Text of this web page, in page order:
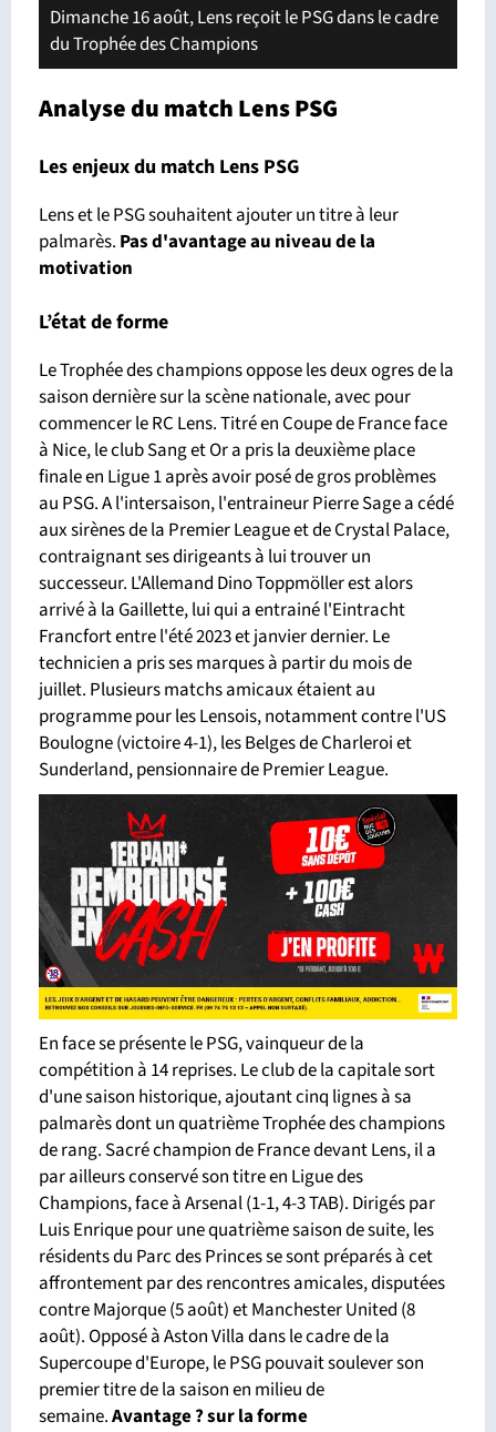
Dimanche 16 août, Lens reçoit le PSG dans le cadre
du Trophée des Champions
Analyse du match Lens PSG
Les enjeux du match Lens PSG
Lens et le PSG souhaitent ajouter un titre à leur
palmarès. Pas d'avantageau niveau de la
motivation
L’état de forme
Le Trophée des champions oppose les deux ogres de la
saison dernière sur la scène nationale, avec pour
commencer le RC Lens. Titré en Coupe de France face
à Nice, le club Sang et Or a pris la deuxième place
finale en Ligue 1 après avoir posé de gros problèmes
au PSG. A l'intersaison, l'entraineur Pierre Sage a cédé
aux sirènes de la Premier League et de Crystal Palace,
contraignant ses dirigeants à lui trouver un
successeur. L'Allemand Dino Toppmöller est alors
arrivé à la Gaillette, lui qui a entrainé l'Eintracht
Francfort entre l'été 2023 et janvier dernier. Le
technicien a pris ses marques à partir du mois de
juillet. Plusieurs matchs amicaux étaient au
programme pour les Lensois, notamment contre l'US
Boulogne (victoire 4-1), les Belges de Charleroi et
Sunderland, pensionnaire de Premier League.
En face se présente le PSG, vainqueur de la
compétition à 14 reprises. Le club de la capitale sort
d'une saison historique, ajoutant cinq lignes à sa
palmarès dont un quatrième Trophée des champions
de rang. Sacré champion de France devant Lens, il a
par ailleurs conservé son titre en Ligue des
Champions, face à Arsenal (1-1, 4-3 TAB). Dirigés par
Luis Enrique pour une quatrième saison de suite, les
résidents du Parc des Princes se sont préparés à cet
affrontement par des rencontres amicales, disputées
contre Majorque (5 août) et Manchester United (8
août). Opposé à Aston Villa dans le cadre de la
Supercoupe d'Europe, le PSG pouvait soulever son
premier titre de la saison en milieu de
semaine.Avantage ? sur la forme